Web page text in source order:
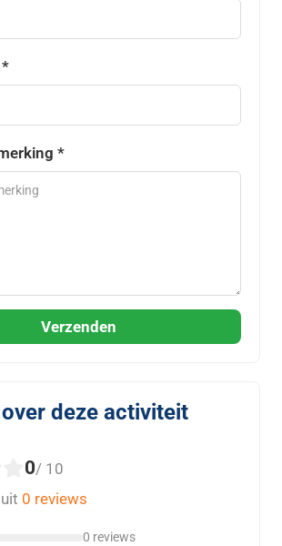
deze activiteit
0/ 10
0 reviews
0 reviews
*
*
Verzenden